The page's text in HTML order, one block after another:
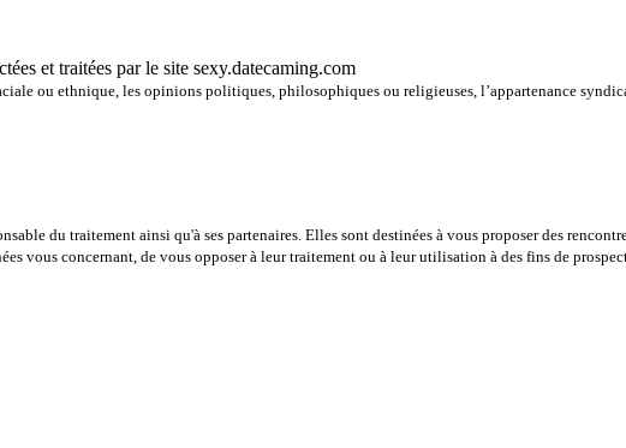
et traitées par le site sexy.datecaming.com
ou ethnique, les opinions politiques, philosophiques ou religieuses, l’appartenance
du traitement ainsi qu'à ses partenaires. Elles sont destinées à vous proposer des
vous concernant, de vous opposer à leur traitement ou à leur utilisation à des fins de